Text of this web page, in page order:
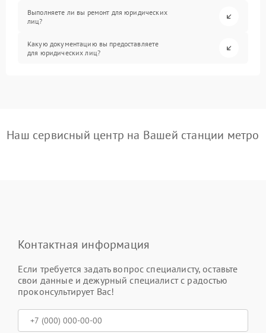
Выполняете ли вы ремонт для юридических
лиц?
Какую документацию вы предоставляете
для юридических лиц?
Наш сервисный центр на Вашей станции метро
Контактная информация
Если требуется задать вопрос специалисту, оставьте
свои данные и дежурный специалист с радостью
проконсультирует Вас!